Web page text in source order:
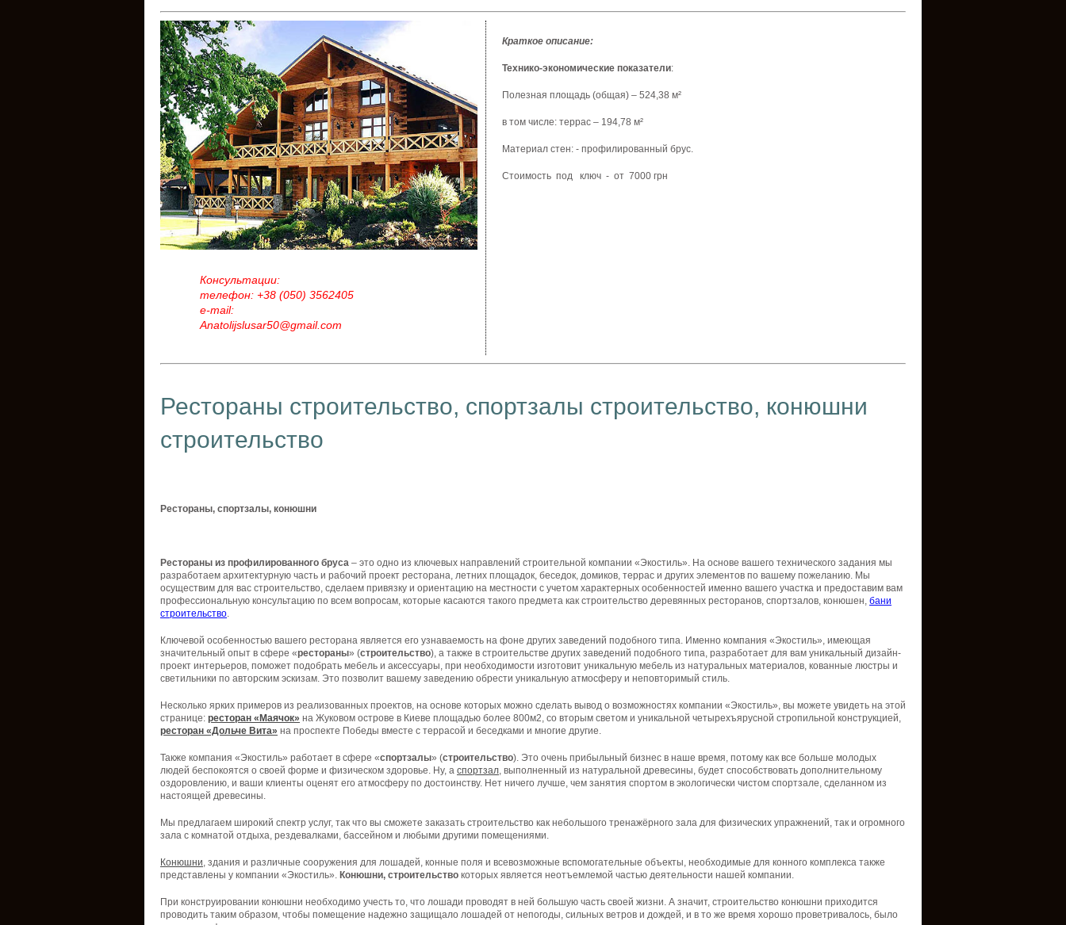
Консультации:
телефон: +38 (050) 3562405
e-mail:
Anatolijslusar50@gmail.com
Краткое описание:
Технико-экономические показатели:
Полезная площадь (общая) – 524,38 м²
в том числе: террас – 194,78 м²
Материал стен: - профилированный брус.
Стоимость под ключ - от 7000 грн
Рестораны строительство, спортзалы строительство, конюшни
строительство
Рестораны, спортзалы, конюшни
Рестораны из профилированного бруса – это одно из ключевых направлений строительной компании «Экостиль». На основе вашего технического задания мы
разработаем архитектурную часть и рабочий проект ресторана, летних площадок, беседок, домиков, террас и других элементов по вашему пожеланию. Мы
осуществим для вас строительство, сделаем привязку и ориентацию на местности с учетом характерных особенностей именно вашего участка и предоставим вам
профессиональную консультацию по всем вопросам, которые касаются такого предмета как строительство деревянных ресторанов, спортзалов, конюшен, бани
строительство.
Ключевой особенностью вашего ресторана является его узнаваемость на фоне других заведений подобного типа. Именно компания «Экостиль», имеющая
значительный опыт в сфере «рестораны» (строительство), а также в строительстве других заведений подобного типа, разработает для вам уникальный дизайн-
проект интерьеров, поможет подобрать мебель и аксессуары, при необходимости изготовит уникальную мебель из натуральных материалов, кованные люстры и
светильники по авторским эскизам. Это позволит вашему заведению обрести уникальную атмосферу и неповторимый стиль.
Несколько ярких примеров из реализованных проектов, на основе которых можно сделать вывод о возможностях компании «Экостиль», вы можете увидеть на этой
странице: ресторан «Маячок» на Жуковом острове в Киеве площадью более 800м2, со вторым светом и уникальной четырехъярусной стропильной конструкцией,
ресторан «Дольче Вита» на проспекте Победы вместе с террасой и беседками и многие другие.
Также компания «Экостиль» работает в сфере «спортзалы» (строительство). Это очень прибыльный бизнес в наше время, потому как все больше молодых
людей беспокоятся о своей форме и физическом здоровье. Ну, а спортзал, выполненный из натуральной древесины, будет способствовать дополнительному
оздоровлению, и ваши клиенты оценят его атмосферу по достоинству. Нет ничего лучше, чем занятия спортом в экологически чистом спортзале, сделанном из
настоящей древесины.
Мы предлагаем широкий спектр услуг, так что вы сможете заказать строительство как небольшого тренажёрного зала для физических упражнений, так и огромного
зала с комнатой отдыха, рездевалками, бассейном и любыми другими помещениями.
Конюшни, здания и различные сооружения для лошадей, конные поля и всевозможные вспомогательные объекты, необходимые для конного комплекса также
представлены у компании «Экостиль». Конюшни, строительство которых является неотъемлемой частью деятельности нашей компании.
При конструировании конюшни необходимо учесть то, что лошади проводят в ней большую часть своей жизни. А значит, строительство конюшни приходится
проводить таким образом, чтобы помещение надежно защищало лошадей от непогоды, сильных ветров и дождей, и в то же время хорошо проветривалось, было